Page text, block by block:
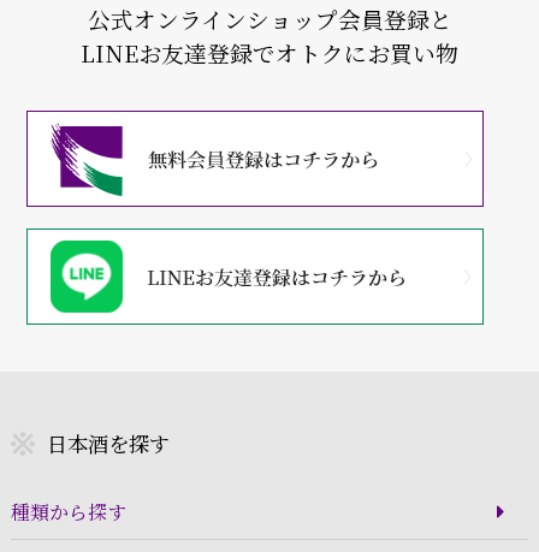
公式オンラインショップ会員登録と
LINEお友達登録でオトクにお買い物
日本酒を探す
種類から探す